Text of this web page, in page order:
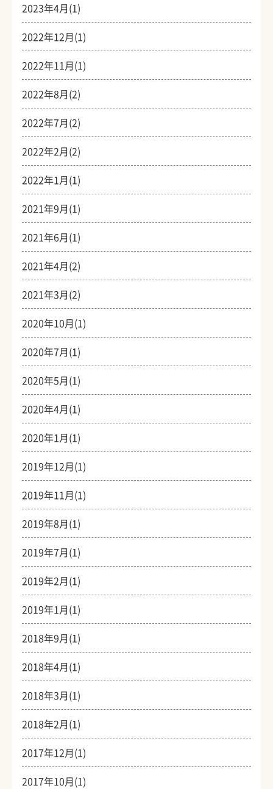
2023年4月(1)
2022年12月(1)
2022年11月(1)
2022年8月(2)
2022年7月(2)
2022年2月(2)
2022年1月(1)
2021年9月(1)
2021年6月(1)
2021年4月(2)
2021年3月(2)
2020年10月(1)
2020年7月(1)
2020年5月(1)
2020年4月(1)
2020年1月(1)
2019年12月(1)
2019年11月(1)
2019年8月(1)
2019年7月(1)
2019年2月(1)
2019年1月(1)
2018年9月(1)
2018年4月(1)
2018年3月(1)
2018年2月(1)
2017年12月(1)
2017年10月(1)